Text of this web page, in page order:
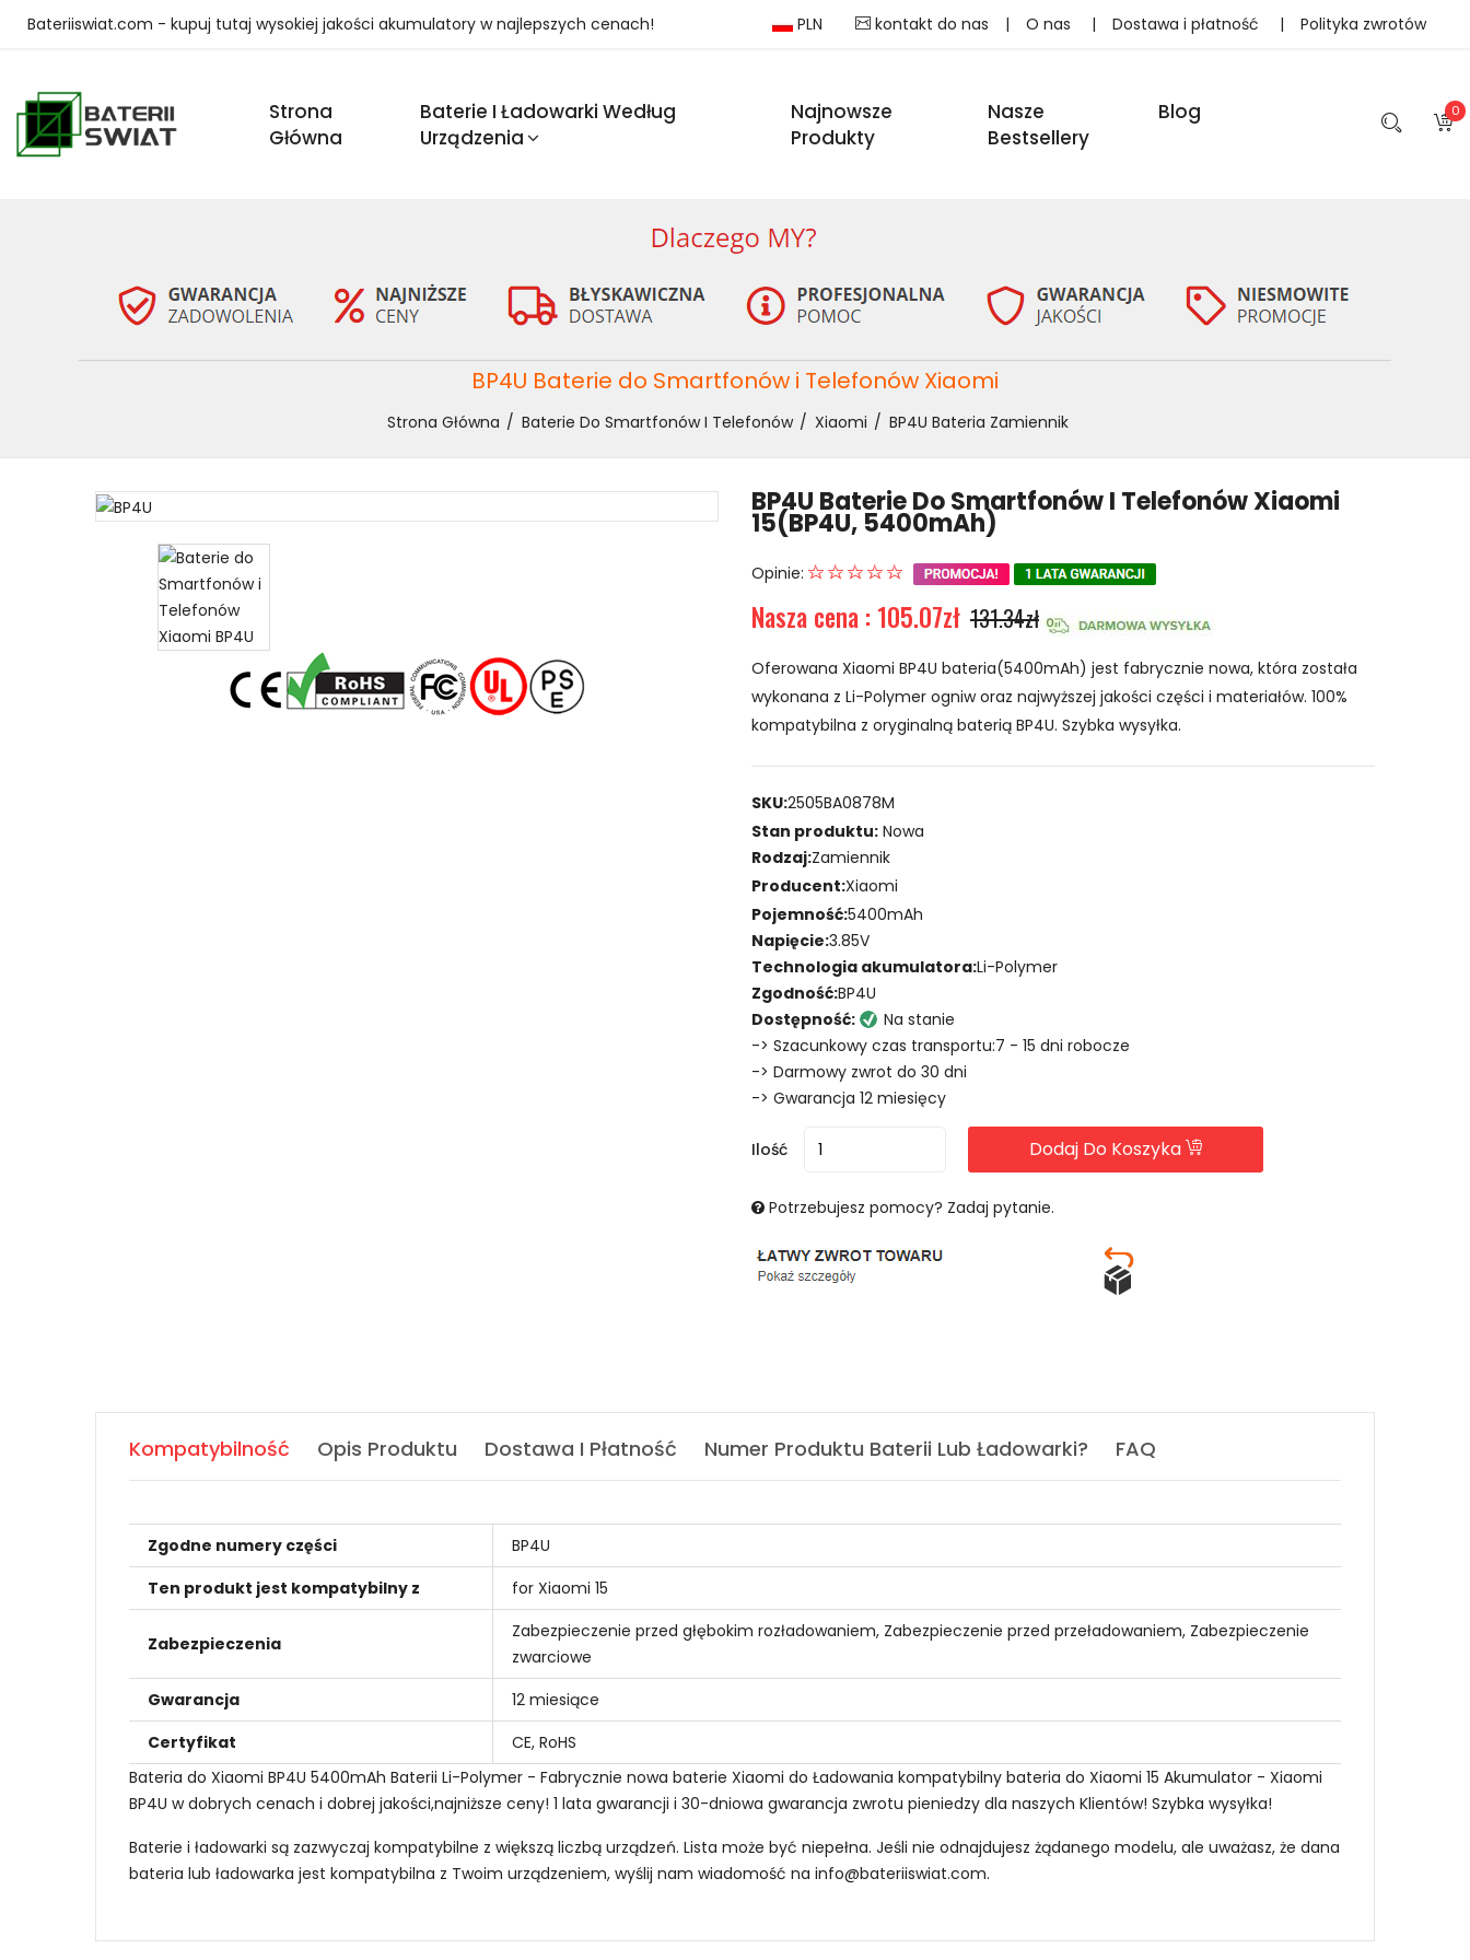
Bateriiswiat.com - kupuj tutaj wysokiej jakości akumulatory w najlepszych cenach! PLN kontakt do nas | O nas | Dostawa i płatność | Polityka zwrotów
Strona
Główna
Baterie I Ładowarki Według
Urządzenia
Najnowsze
Produkty
Nasze
Bestsellery
Blog 0
BP4U Baterie do Smartfonów i Telefonów Xiaomi
Strona Główna Baterie Do Smartfonów I Telefonów Xiaomi BP4U Bateria Zamiennik
BP4U Baterie Do Smartfonów I Telefonów Xiaomi
15(BP4U, 5400mAh)
Opinie:
Nasza cena : 105.07zł 131.34zł
Oferowana Xiaomi BP4U bateria(5400mAh) jest fabrycznie nowa, która została
wykonana z Li-Polymer ogniw oraz najwyższej jakości części i materiałów. 100%
kompatybilna z oryginalną baterią BP4U. Szybka wysyłka.
SKU:2505BA0878M
Stan produktu: Nowa
Rodzaj:Zamiennik
Producent:Xiaomi
Pojemność:5400mAh
Napięcie:3.85V
Technologia akumulatora:Li-Polymer
Zgodność:BP4U
Dostępność:
Na stanie
-> Szacunkowy czas transportu:7 - 15 dni robocze
-> Darmowy zwrot do 30 dni
-> Gwarancja 12 miesięcy
Ilość Dodaj Do Koszyka
Potrzebujesz pomocy? Zadaj pytanie.
Kompatybilność Opis Produktu Dostawa I Płatność Numer Produktu Baterii Lub Ładowarki? FAQ
Zgodne numery części
BP4U
Ten produkt jest kompatybilny z
for Xiaomi 15
Zabezpieczenia
Zabezpieczenie przed głębokim rozładowaniem, Zabezpieczenie przed przeładowaniem, Zabezpieczenie
zwarciowe
Gwarancja
12 miesiące
Certyfikat
CE, RoHS
Bateria do Xiaomi BP4U 5400mAh Baterii Li-Polymer - Fabrycznie nowa baterie Xiaomi do Ładowania kompatybilny bateria do Xiaomi 15 Akumulator - Xiaomi
BP4U w dobrych cenach i dobrej jakości,najniższe ceny! 1 lata gwarancji i 30-dniowa gwarancja zwrotu pieniedzy dla naszych Klientów! Szybka wysyłka!
Baterie i ładowarki są zazwyczaj kompatybilne z większą liczbą urządzeń. Lista może być niepełna. Jeśli nie odnajdujesz żądanego modelu, ale uważasz, że dana
bateria lub ładowarka jest kompatybilna z Twoim urządzeniem, wyślij nam wiadomość na info@bateriiswiat.com.